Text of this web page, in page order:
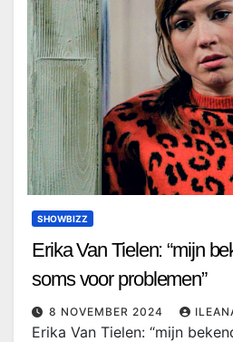
SHOWBIZZ
Erika Van Tielen: “mijn
soms voor problemen”
8 NOVEMBER 2024
Erika Van Tielen: “mijn